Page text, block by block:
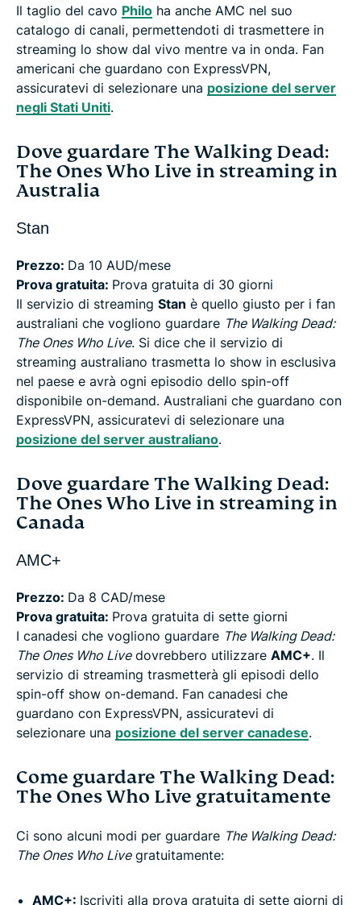
Il taglio del cavo Philo ha anche AMC nel suo
catalogo di canali, permettendoti di trasmettere in
streaming lo show dal vivo mentre va in onda. Fan
americani che guardano con ExpressVPN,
assicuratevi di selezionare una posizione del server
negli Stati Uniti.
Dove guardare The Walking Dead:
The Ones Who Live in streaming in
Australia
Stan
Prezzo: Da 10 AUD/mese
Prova gratuita: Prova gratuita di 30 giorni
Il servizio di streaming Stan è quello giusto per i fan
australiani che vogliono guardare The Walking Dead:
The Ones Who Live. Si dice che il servizio di
streaming australiano trasmetta lo show in esclusiva
nel paese e avrà ogni episodio dello spin-off
disponibile on-demand. Australiani che guardano con
ExpressVPN, assicuratevi di selezionare una
posizione del server australiano.
Dove guardare The Walking Dead:
The Ones Who Live in streaming in
Canada
AMC+
Prezzo: Da 8 CAD/mese
Prova gratuita: Prova gratuita di sette giorni
I canadesi che vogliono guardare The Walking Dead:
The Ones Who Livedovrebbero utilizzare AMC+. Il
servizio di streaming trasmetterà gli episodi dello
spin-off show on-demand. Fan canadesi che
guardano con ExpressVPN, assicuratevi di
selezionare una posizione del server canadese.
Come guardare The Walking Dead:
The Ones Who Live gratuitamente
Ci sono alcuni modi per guardare The Walking Dead:
The Ones Who Livegratuitamente:
AMC+: Iscriviti alla prova gratuita di sette giorni di